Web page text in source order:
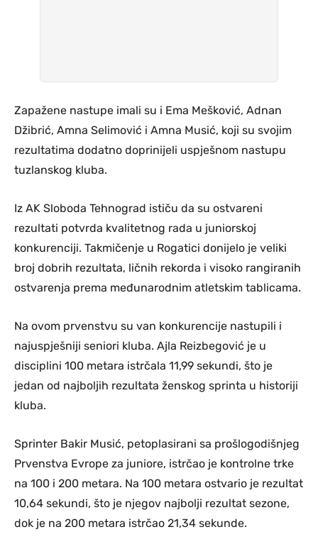
Zapažene nastupe imali su i Ema Mešković, Adnan
Džibrić, Amna Selimović i Amna Musić, koji su svojim
rezultatima dodatno doprinijeli uspješnom nastupu
tuzlanskog kluba.
Iz AK Sloboda Tehnograd ističu da su ostvareni
rezultati potvrda kvalitetnog rada u juniorskoj
konkurenciji. Takmičenje u Rogatici donijelo je veliki
broj dobrih rezultata, ličnih rekorda i visoko rangiranih
ostvarenja prema međunarodnim atletskim tablicama.
Na ovom prvenstvu su van konkurencije nastupili i
najuspješniji seniori kluba. Ajla Reizbegović je u
disciplini 100 metara istrčala 11,99 sekundi, što je
jedan od najboljih rezultata ženskog sprinta u historiji
kluba.
Sprinter Bakir Musić, petoplasirani sa prošlogodišnjeg
Prvenstva Evrope za juniore, istrčao je kontrolne trke
na 100 i 200 metara. Na 100 metara ostvario je rezultat
10,64 sekundi, što je njegov najbolji rezultat sezone,
dok je na 200 metara istrčao 21,34 sekunde.